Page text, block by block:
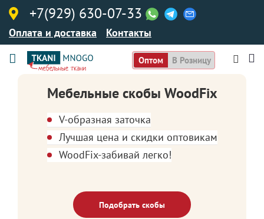
+7(929) 630-07-33
Оплата и доставка Контакты
Оптом В Розницу
Мебельные скобы WoodFix
V-образная заточка
Лучшая цена и скидки оптовикам
WoodFix-забивай легко!
Подобрать скобы